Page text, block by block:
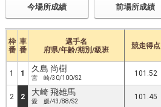
今場所成績 前場所成績
枠
番
車
番
選手名
府県/年齢/期別/級班
競走得点
1 1 久島 尚樹
宮 崎/30/100/S2
101.52
2 2 大崎 飛雄馬
愛 媛/43/88/S2
101.45